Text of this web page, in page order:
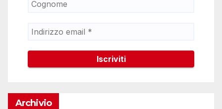
Archivio